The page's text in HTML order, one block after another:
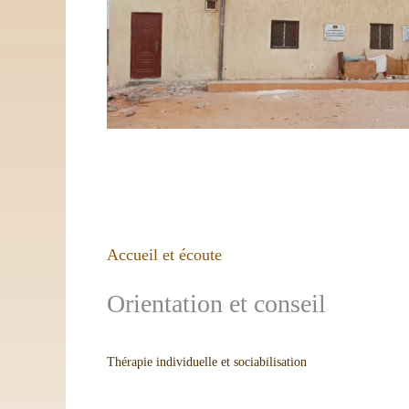
Accueil et écoute
Orientation et conseil
Thérapie individuelle et sociabilisation